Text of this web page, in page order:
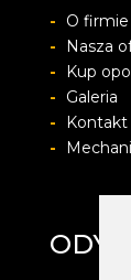
-
O firmie
-
Nasza
-
Kup
-
Galeria
-
Kontakt
-
ODYA